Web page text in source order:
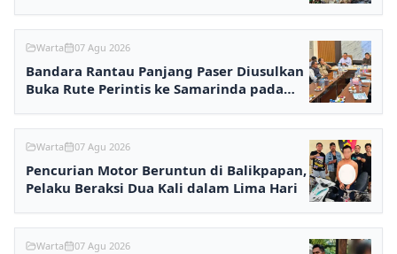
Warta 07 Agu 2026
Bandara Rantau Panjang Paser Diusulkan
Buka Rute Perintis ke Samarinda pada
Warta 07 Agu 2026
Pencurian Motor Beruntun di Balikpapan,
Pelaku Beraksi Dua Kali dalam Lima Hari
Warta 07 Agu 2026